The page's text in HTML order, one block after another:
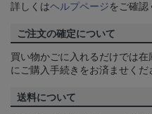
詳しくはヘルプページをご確認
ご注文の確定について
買い物かごに入れるだけでは
にご購入手続きをお済ませくだ
送料について